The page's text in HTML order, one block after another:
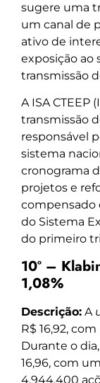
sugere uma
um canal de
ativo de
exposição ao
transmissão
A ISA CTEEP
transmissão
responsável
sistema
cronograma
projetos e
compensado
do Sistema
do primeiro
10º –
1,08%
Descrição: A
R$ 16,92,
Durante o
16,96, com
4.944.400